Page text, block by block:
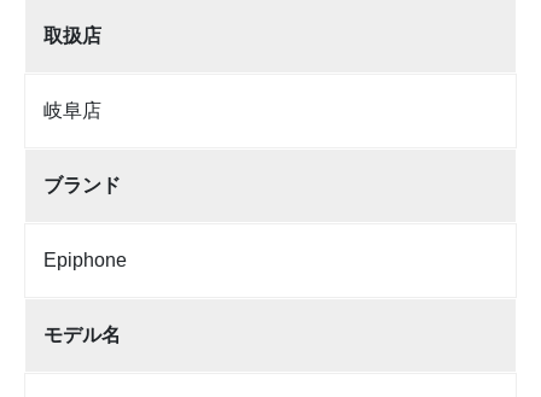
取扱店
岐阜店
ブランド
Epiphone
モデル名